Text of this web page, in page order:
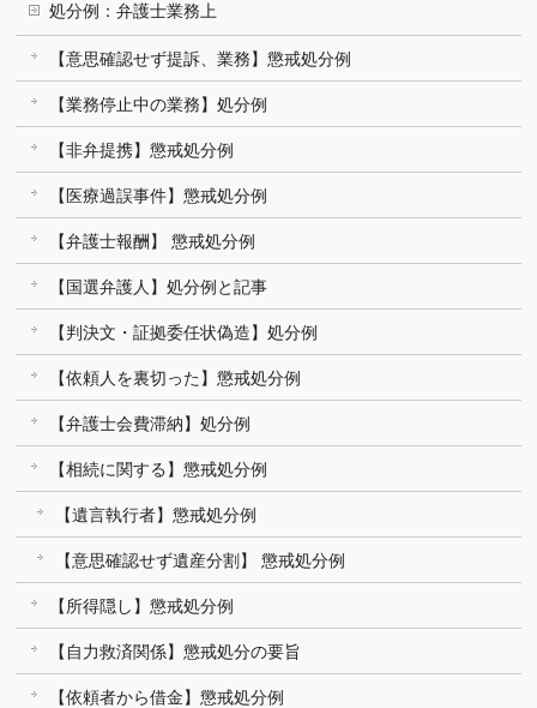
処分例：弁護士業務上
【意思確認せず提訴、業務】懲戒処分例
【業務停止中の業務】処分例
【非弁提携】懲戒処分例
【医療過誤事件】懲戒処分例
【弁護士報酬】 懲戒処分例
【国選弁護人】処分例と記事
【判決文・証拠委任状偽造】処分例
【依頼人を裏切った】懲戒処分例
【弁護士会費滞納】処分例
【相続に関する】懲戒処分例
【遺言執行者】懲戒処分例
【意思確認せず遺産分割】 懲戒処分例
【所得隠し】懲戒処分例
【自力救済関係】懲戒処分の要旨
【依頼者から借金】懲戒処分例